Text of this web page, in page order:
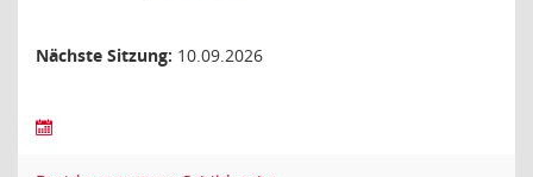
Nächste Sitzung: 10.09.2026